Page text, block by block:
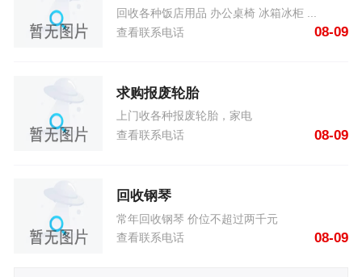
回收各种饭店用品 办公桌椅 冰箱冰柜 ...
查看联系电话
08-09
求购报废轮胎
上门收各种报废轮胎，家电
查看联系电话
08-09
回收钢琴
常年回收钢琴 价位不超过两千元
查看联系电话
08-09